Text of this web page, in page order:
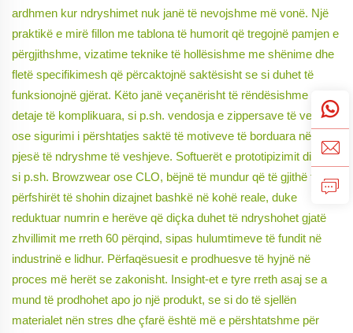
ardhmen kur ndryshimet nuk janë të nevojshme më vonë. Një
praktikë e mirë fillon me tablona të humorit që tregojnë pamjen e
përgjithshme, vizatime teknike të hollësishme me shënime dhe
fletë specifikimesh që përcaktojnë saktësisht se si duhet të
funksionojnë gjërat. Këto janë veçanërisht të rëndësishme për
detaje të komplikuara, si p.sh. vendosja e zippersave të veçanta
ose sigurimi i përshtatjes saktë të motiveve të borduara në
pjesë të ndryshme të veshjeve. Softuerët e prototipizimit digital,
si p.sh. Browzwear ose CLO, bëjnë të mundur që të gjithë të
përfshirët të shohin dizajnet bashkë në kohë reale, duke
reduktuar numrin e herëve që diçka duhet të ndryshohet gjatë
zhvillimit me rreth 60 përqind, sipas hulumtimeve të fundit në
industrinë e lidhur. Përfaqësuesit e prodhuesve të hyjnë në
proces më herët se zakonisht. Insight-et e tyre rreth asaj se a
mund të prodhohet apo jo një produkt, se si do të sjellën
materialet nën stres dhe çfarë është më e përshtatshme për